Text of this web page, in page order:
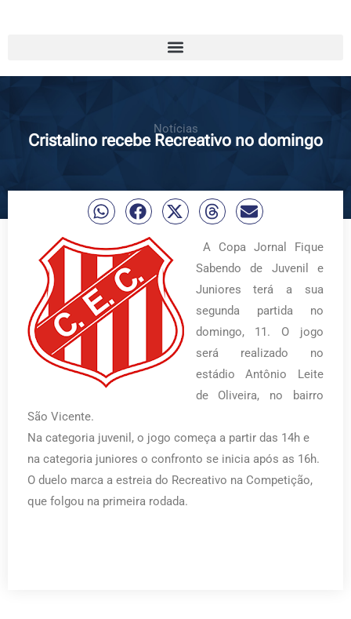
Notícias
Cristalino recebe Recreativo no domingo
A Copa Jornal Fique
Sabendo de Juvenil e
Juniores terá a sua
segunda partida no
domingo, 11. O jogo
será realizado no
estádio Antônio Leite
de Oliveira, no bairro
São Vicente.
Na categoria juvenil, o jogo começa a partir das 14h e
na categoria juniores o confronto se inicia após as 16h.
O duelo marca a estreia do Recreativo na Competição,
que folgou na primeira rodada.